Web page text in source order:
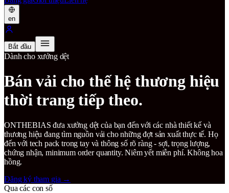
en
Bắt đầu
Dành cho xưởng dệt
Bán vải cho thế hệ thương hiệu
thời trang tiếp theo.
ONTHEBIAS đưa xưởng dệt của bạn đến với các nhà thiết kế và
thương hiệu đang tìm nguồn vải cho những đợt sản xuất thực tế. Họ
đến với tech pack trong tay và thông số rõ ràng - sợi, trọng lượng,
chứng nhận, minimum order quantity. Niêm yết miễn phí. Không hoa
hồng.
Đăng ký tham gia →
Qua các con số